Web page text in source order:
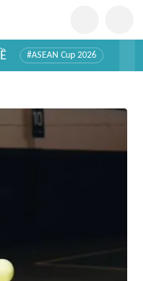
#ASEAN Cup 2026